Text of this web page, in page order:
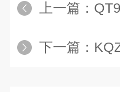
上一篇：
下一篇：